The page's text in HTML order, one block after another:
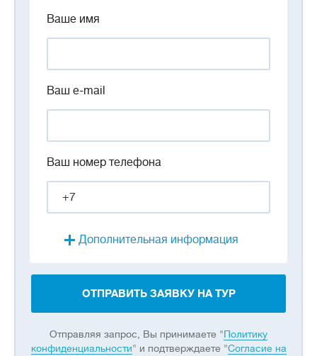
Ваше имя
Ваш e-mail
Ваш номер телефона
Дополнительная информация
ОТПРАВИТЬ ЗАЯВКУ НА ТУР
Отправляя запрос, Вы принимаете "Политику
конфиденциальности" и подтверждаете "Согласие на